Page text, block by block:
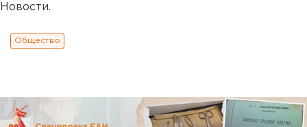
Новости.
Общество